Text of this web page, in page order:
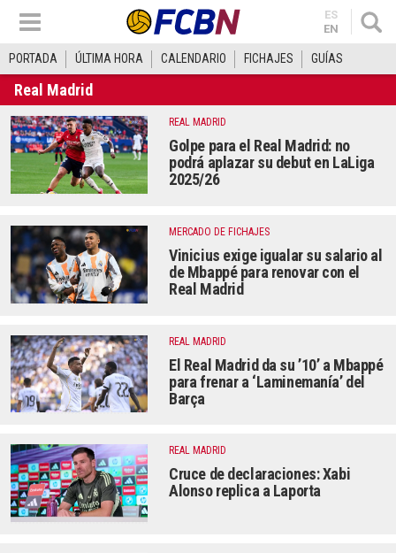
ES
EN
PORTADA ÚLTIMA HORA CALENDARIO FICHAJES GUÍAS
Real Madrid
REAL MADRID
Golpe para el Real Madrid: no
podrá aplazar su debut en LaLiga
2025/26
MERCADO DE FICHAJES
Vinicius exige igualar su salario al
de Mbappé para renovar con el
Real Madrid
REAL MADRID
El Real Madrid da su ’10’ a Mbappé
para frenar a ‘Laminemanía’ del
Barça
REAL MADRID
Cruce de declaraciones: Xabi
Alonso replica a Laporta